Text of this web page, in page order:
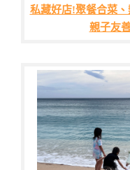
私藏好店!聚餐合菜
親子友